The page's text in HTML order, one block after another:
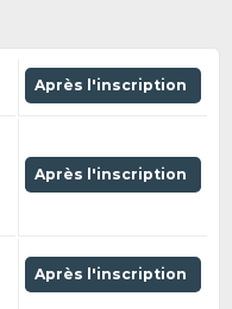
Après l'inscription
Après l'inscription
Après l'inscription